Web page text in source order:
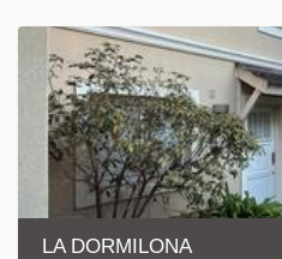
LA DORMILONA